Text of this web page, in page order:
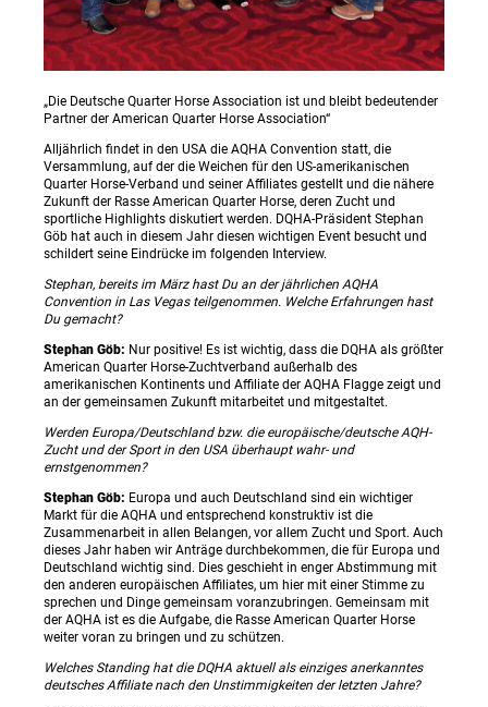
„Die Deutsche Quarter Horse Association ist und bleibt bedeutender
Partner der American Quarter Horse Association“
Alljährlich findet in den USA die AQHA Convention statt, die
Versammlung, auf der die Weichen für den US-amerikanischen
Quarter Horse-Verband und seiner Affiliates gestellt und die nähere
Zukunft der Rasse American Quarter Horse, deren Zucht und
sportliche Highlights diskutiert werden. DQHA-Präsident Stephan
Göb hat auch in diesem Jahr diesen wichtigen Event besucht und
schildert seine Eindrücke im folgenden Interview.
Stephan, bereits im März hast Du an der jährlichen AQHA
Convention in Las Vegas teilgenommen. Welche Erfahrungen hast
Du gemacht?
Stephan Göb: Nur positive! Es ist wichtig, dass die DQHA als größter
American Quarter Horse-Zuchtverband außerhalb des
amerikanischen Kontinents und Affiliate der AQHA Flagge zeigt und
an der gemeinsamen Zukunft mitarbeitet und mitgestaltet.
Werden Europa/Deutschland bzw. die europäische/deutsche AQH-
Zucht und der Sport in den USA überhaupt wahr- und
ernstgenommen?
Stephan Göb: Europa und auch Deutschland sind ein wichtiger
Markt für die AQHA und entsprechend konstruktiv ist die
Zusammenarbeit in allen Belangen, vor allem Zucht und Sport. Auch
dieses Jahr haben wir Anträge durchbekommen, die für Europa und
Deutschland wichtig sind. Dies geschieht in enger Abstimmung mit
den anderen europäischen Affiliates, um hier mit einer Stimme zu
sprechen und Dinge gemeinsam voranzubringen. Gemeinsam mit
der AQHA ist es die Aufgabe, die Rasse American Quarter Horse
weiter voran zu bringen und zu schützen.
Welches Standing hat die DQHA aktuell als einziges anerkanntes
deutsches Affiliate nach den Unstimmigkeiten der letzten Jahre?